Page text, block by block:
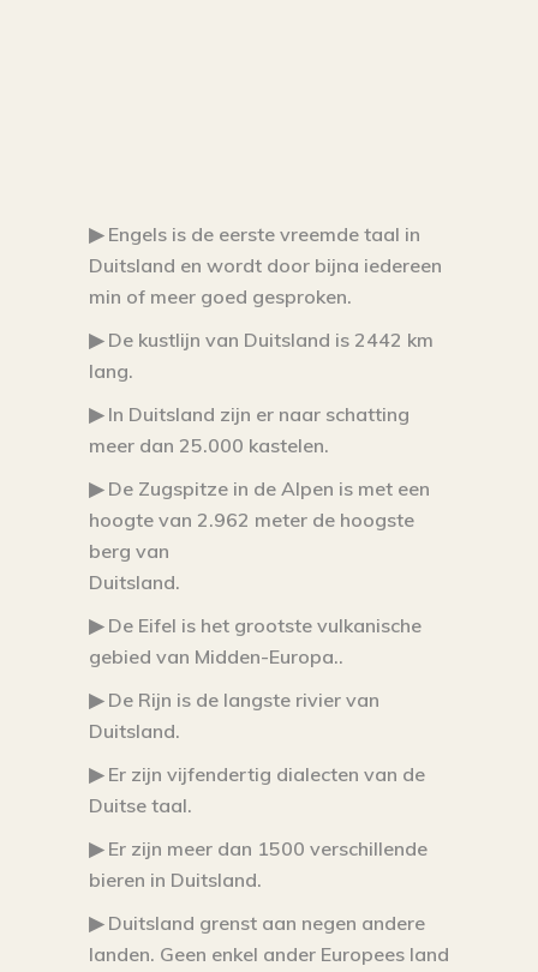
▶ Engels is de eerste vreemde taal in
Duitsland en wordt door bijna iedereen
min of meer goed gesproken.
▶ De kustlijn van Duitsland is 2442 km
lang.
▶ In Duitsland zijn er naar schatting
meer dan 25.000 kastelen.
▶ De Zugspitze in de Alpen is met een
hoogte van 2.962 meter de hoogste
berg van
Duitsland.
▶ De Eifel is het grootste vulkanische
gebied van Midden-Europa..
▶ De Rijn is de langste rivier van
Duitsland.
▶ Er zijn vijfendertig dialecten van de
Duitse taal.
▶ Er zijn meer dan 1500 verschillende
bieren in Duitsland.
▶ Duitsland grenst aan negen andere
landen. Geen enkel ander Europees land